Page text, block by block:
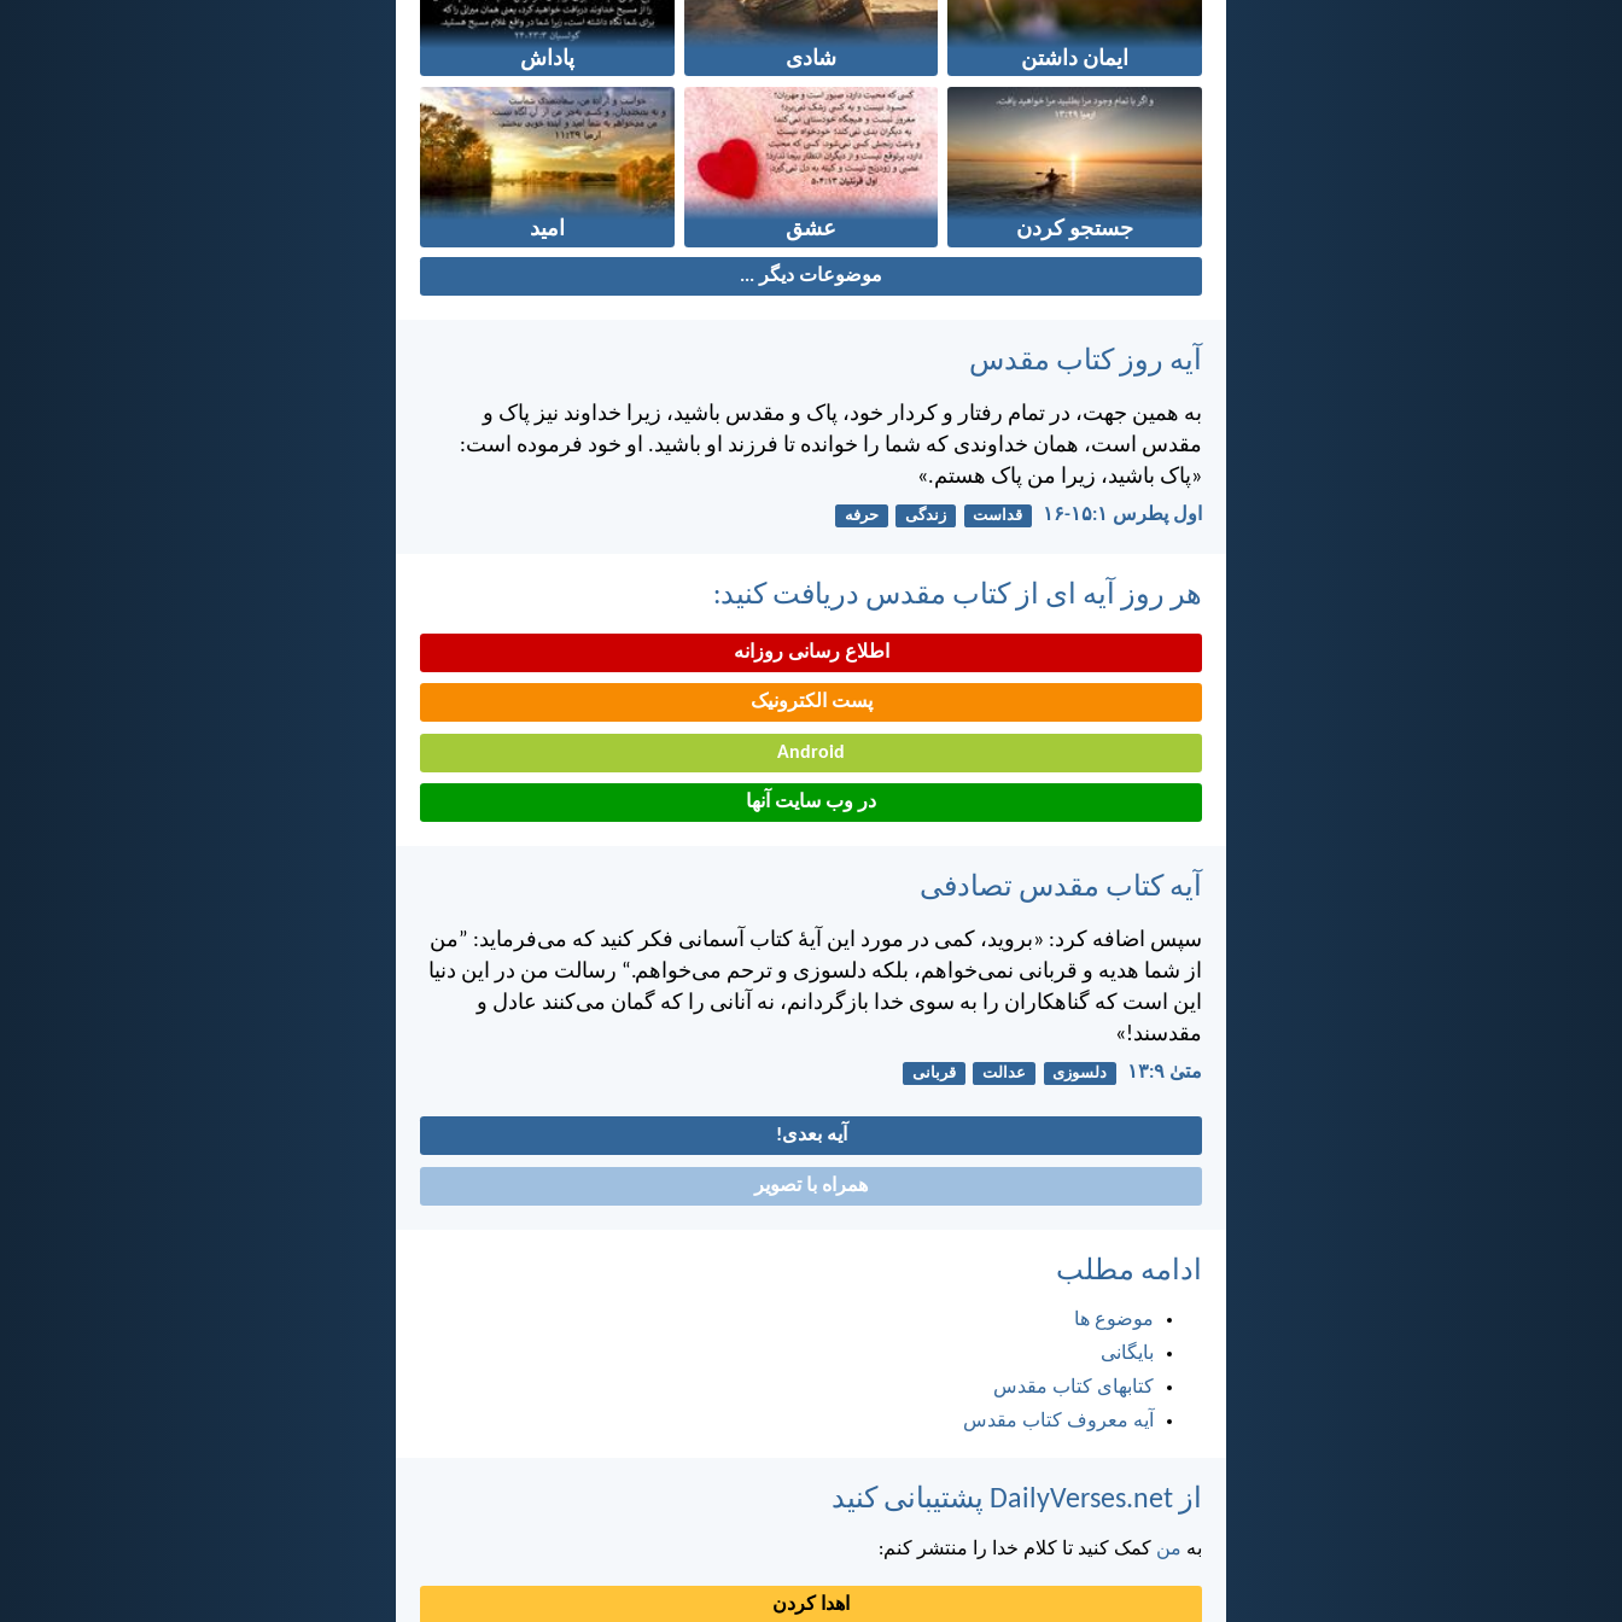
ایمان داشتن شادی پاداش
جستجو کردن عشق امید
موضوعات دیگر ...
آیه روز کتاب مقدس
به همين جهت، در تمام رفتار و كردار خود، پاک و مقدس باشيد، زيرا خداوند نيز پاک و
مقدس است، همان خداوندی كه شما را خوانده تا فرزند او باشيد. او خود فرموده است:
«پاک باشيد، زيرا من پاک هستم.»
اول پطرس ۱:‏۱۵-‏۱۶ قداست زندگی حرفه
هر روز آیه ای از کتاب مقدس دریافت کنید:
اطلاع رسانی روزانه
پست الکترونیک
Android
در وب سایت آنها
آیه کتاب مقدس تصادفی
سپس اضافه كرد: «برويد، كمی در مورد اين آيهٔ كتاب آسمانی فكر كنيد كه می‌فرمايد: ”من
از شما هديه و قربانی نمی‌خواهم، بلكه دلسوزی و ترحم می‌خواهم.“ رسالت من در اين دنيا
اين است كه گناهكاران را به سوی خدا بازگردانم، نه آنانی را كه گمان می‌كنند عادل و
مقدسند!»
متی‌ٰ ۹:‏۱۳ دلسوزی عدالت قربانی
آیه بعدی!
همراه با تصویر
ادامه مطلب
موضوع ها
بایگانی
کتابهای کتاب مقدس
آیه معروف کتاب مقدس
از DailyVerses.net پشتیبانی کنید
به من کمک کنید تا کلام خدا را منتشر کنم:
اهدا کردن